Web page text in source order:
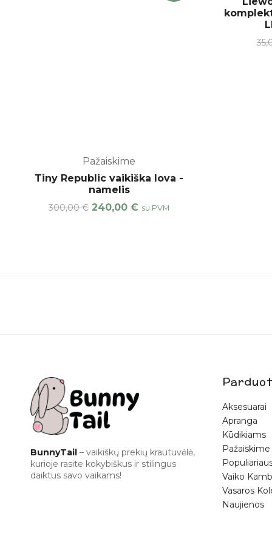
Pažaiskime
Tiny Republic vaikiška lova -
namelis
300,00€ 240,00 € su PVM
BunnyTail – vaikiškų prekių krautuvėlė,
kurioje rasite kokybiškus ir stilingus
daiktus savo vaikams!
Aksesuarai
Apranga
Kūdikiams
Pažaiskime
Vaiko
Vasaros
Naujienos